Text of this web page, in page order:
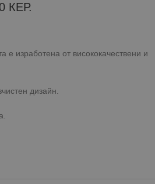
КЕР.
е изработена от висококачествени и
дизайн.